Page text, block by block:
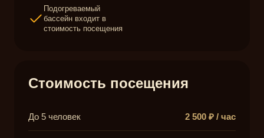
Подогреваемый
бассейн входит в
стоимость посещения
Стоимость посещения
До 5 человек 2 500 ₽ / час